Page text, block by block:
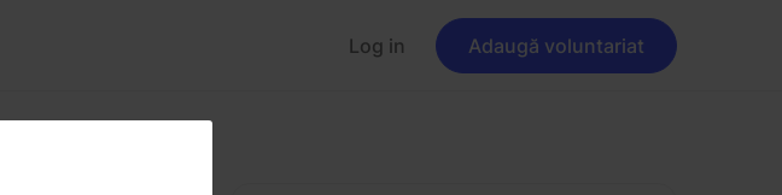
Log in Adaugă voluntariat